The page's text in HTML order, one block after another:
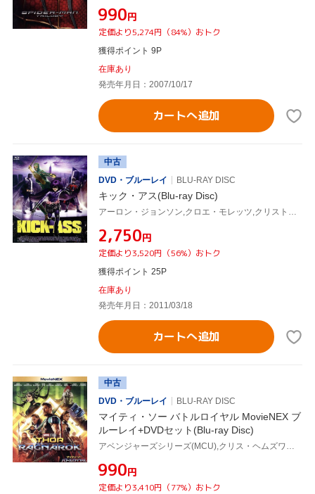
¥990円
定価より5,274円（84%）おトク
獲得ポイント 9P
在庫あり
発売年月日：2007/10/17
カートへ追加
中古
DVD・ブルーレイ
BLU-RAY DISC
キック・アス(Blu-ray Disc)
アーロン・ジョンソン,クロエ・モレッツ,クリストファー・ミンツ=プラッセ,ニコラス・ケイジ,マシュー・ヴォーン(監督、製作、脚本),マーク・ミラー(原作),ジョン・S.ロミータJr.(原作)
¥2,750円
定価より3,520円（56%）おトク
獲得ポイント 25P
在庫あり
発売年月日：2011/03/18
カートへ追加
中古
DVD・ブルーレイ
BLU-RAY DISC
マイティ・ソー バトルロイヤル MovieNEX ブ
ルーレイ+DVDセット(Blu-ray Disc)
アベンジャーズシリーズ(MCU),クリス・ヘムズワース,タイカ・ワイティティ(監督),ルイス・デスポジート(製作総指揮),ヴィクトリア・アロンソ(製作総指揮),ブラッド・ヴィンダーバウム(製作総指揮),トーマス・M.ハメル(製作総指揮),スタン・リー(製作総指揮),マーク・マザーズボー(音楽)
¥990円
定価より3,410円（77%）おトク